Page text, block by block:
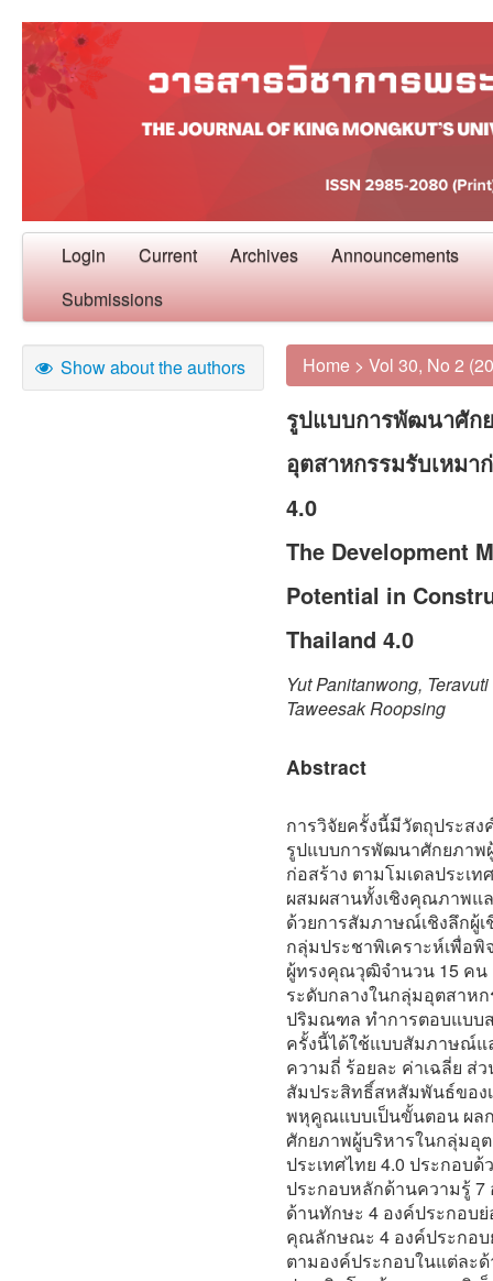
Login Current Archives Announcements
Submissions
Show about the authors Home > Vol 30, No 2
รูปแบบการพัฒนาศัก
อุตสาหกรรมรับเหมา
4.0
The Development
Potential in
Thailand 4.0
Yut Panitanwong,
Taweesak Roopsing
Abstract
การวิจัยครั้งนี้มีวัตถุประส
รูปแบบการพัฒนาศักยภาพ
ก่อสร้าง ตามโมเดลประเท
ผสมผสานทั้งเชิงคุณภาพแ
ด้วยการสัมภาษณ์เชิงลึกผู้
กลุ่มประชาพิเคราะห์เพื่อ
ผู้ทรงคุณวุฒิจำนวน 15 คน
ระดับกลางในกลุ่มอุตสาหก
ปริมณฑล ทำการตอบแบบส
ครั้งนี้ได้ใช้แบบสัมภาษณ์แ
ความถี่ ร้อยละ ค่าเฉลี่ย ส่
สัมประสิทธิ์สหสัมพันธ์ของ
พหุคูณแบบเป็นขั้นตอน ผล
ศักยภาพผู้บริหารในกลุ่มอุ
ประเทศไทย 4.0 ประกอบ
ประกอบหลักด้านความรู้ 7
ด้านทักษะ 4 องค์ประกอบ
คุณลักษณะ 4 องค์ประกอ
ตามองค์ประกอบในแต่ละ